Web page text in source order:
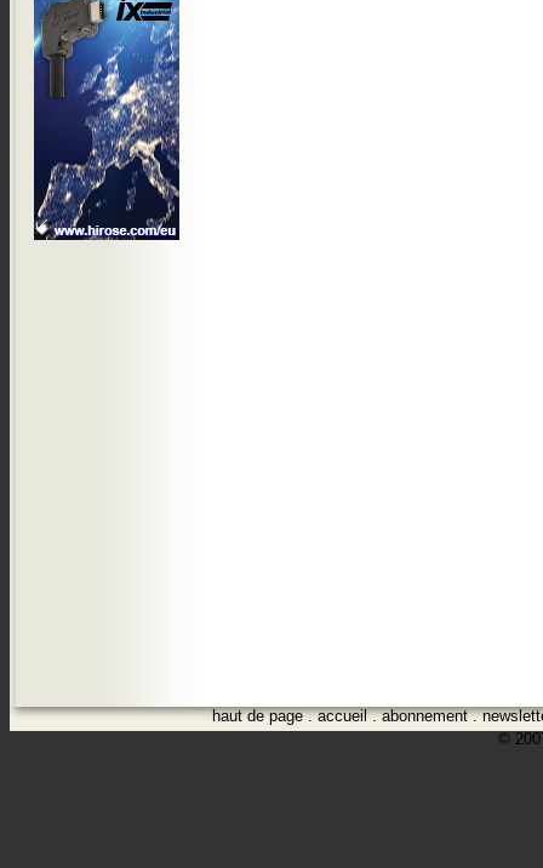
haut de page.accueil.abonnement.
©